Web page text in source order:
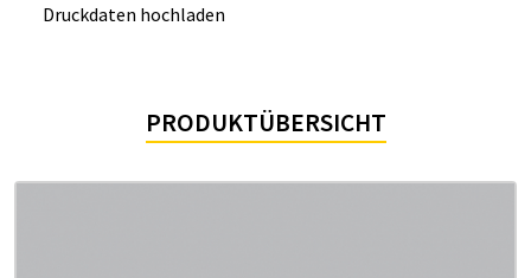
Druckdaten hochladen
PRODUKTÜBERSICHT